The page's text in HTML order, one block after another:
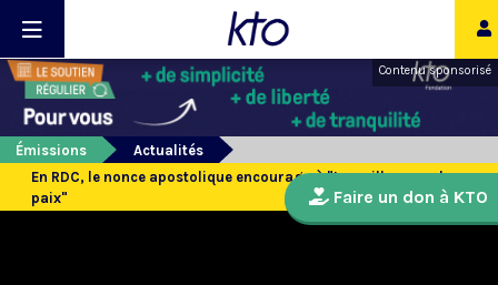
Contenu sponsorisé
Émissions
Actualités
En RDC, le nonce apostolique encourage à "travailler pour la
paix"
Faire un don à KTO